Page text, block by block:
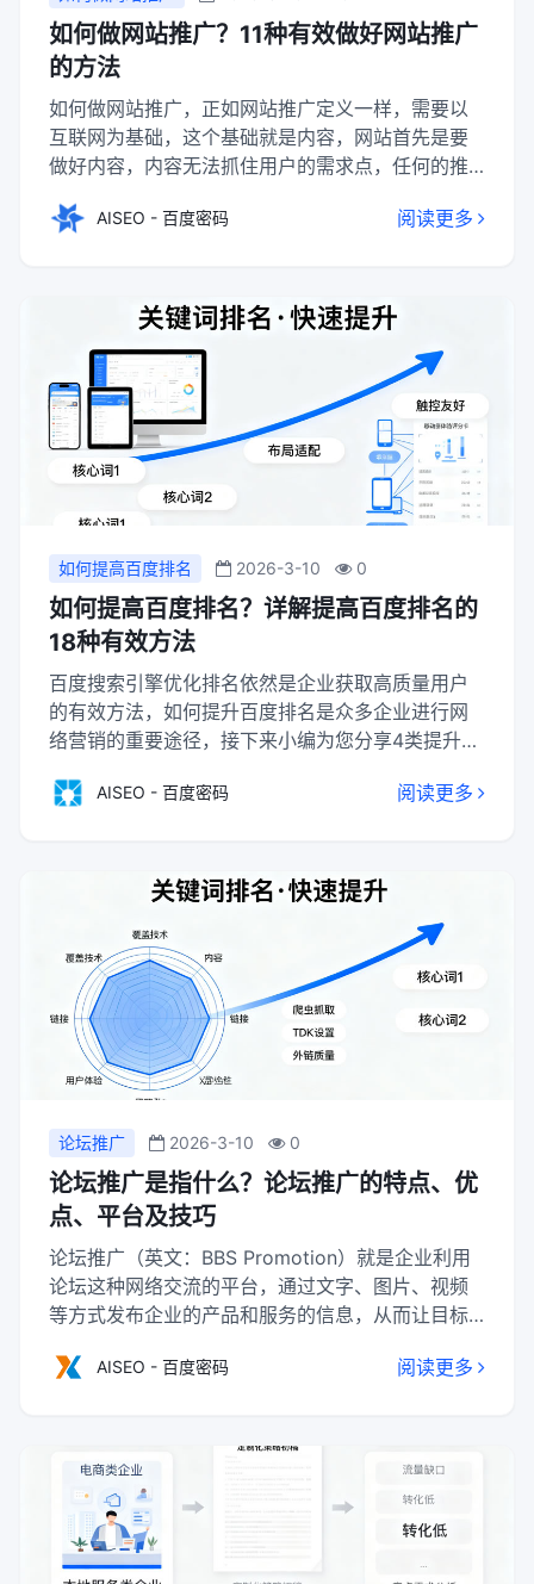
如何做网站推广？11种有效做好网站推广
的方法
如何做网站推广，正如网站推广定义一样，需要以
互联网为基础，这个基础就是内容，网站首先是要
做好内容，内容无法抓住用户的需求点，任何的推
付费两种方式将更多的流量引到自己的网站，在进
AISEO - 百度密码 阅读更多
如何提高百度排名 2026-3-10 0
如何提高百度排名？详解提高百度排名的
18种有效方法
百度搜索引擎优化排名依然是企业获取高质量用户
的有效方法，如何提升百度排名是众多企业进行网
络营销的重要途径，接下来小编为您分享4类提升百
吧。
AISEO - 百度密码 阅读更多
论坛推广 2026-3-10 0
论坛推广是指什么？论坛推广的特点、优
点、平台及技巧
论坛推广（英文：BBS Promotion）就是企业利用
论坛这种网络交流的平台，通过文字、图片、视频
等方式发布企业的产品和服务的信息，从而让目标
企业宣传企业的品牌、加深市场认知度的网络营销
AISEO - 百度密码 阅读更多